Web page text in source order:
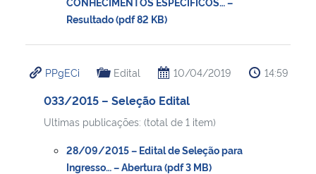
Resultado (pdf 82 KB)
PPgECi Edital 10/04/2019 14:59
033/2015 – Seleção Edital
Ultimas publicações: (total de 1 item)
28/09/2015 – Edital de Seleção para
Ingresso… – Abertura (pdf 3 MB)